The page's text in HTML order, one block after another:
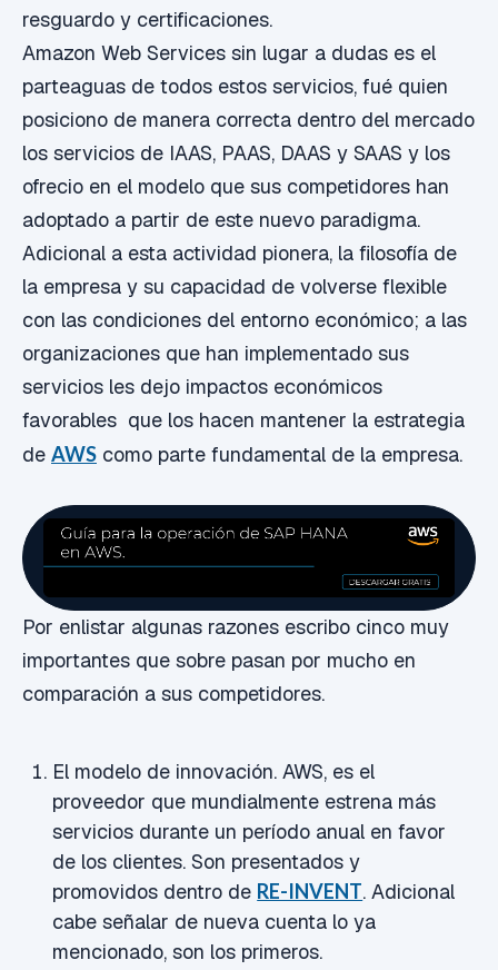
resguardo y certificaciones.
Amazon Web Services sin lugar a dudas es el
parteaguas de todos estos servicios, fué quien
posiciono de manera correcta dentro del mercado
los servicios de IAAS, PAAS, DAAS y SAAS y los
ofrecio en el modelo que sus competidores han
adoptado a partir de este nuevo paradigma.
Adicional a esta actividad pionera, la filosofía de
la empresa y su capacidad de volverse flexible
con las condiciones del entorno económico; a las
organizaciones que han implementado sus
servicios les dejo impactos económicos
favorables que los hacen mantener la estrategia
de AWS como parte fundamental de la empresa.
Por enlistar algunas razones escribo cinco muy
importantes que sobre pasan por mucho en
comparación a sus competidores.
El modelo de innovación. AWS, es el
proveedor que mundialmente estrena más
servicios durante un período anual en favor
de los clientes. Son presentados y
promovidos dentro de RE-INVENT. Adicional
cabe señalar de nueva cuenta lo ya
mencionado, son los primeros.